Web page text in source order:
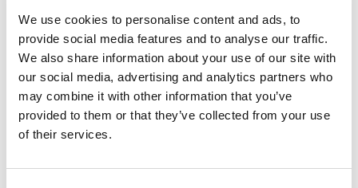
We use cookies to personalise content and ads, to
provide social media features and to analyse our traffic.
We also share information about your use of our site with
our social media, advertising and analytics partners who
may combine it with other information that you’ve
provided to them or that they’ve collected from your use
of their services.
बस टर्मिनल, जहाँ से बैंकॉक, फुकेत और अन्य गंतव्यों के लिए बसें चलती हैं।
डोंसाक पियर, जहाँ से कोह सामुई, कोह फानगन और कोह टाओ के लिए फेरी सेवाएं
उपलब्ध हैं।